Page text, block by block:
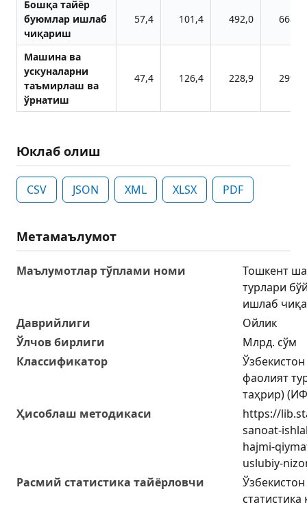
Бошқа тайёр
буюмлар ишлаб
чиқариш
57,4 101,4 492,0 668,2
Машина ва
ускуналарни
таъмирлаш ва
ўрнатиш
47,4 126,4 228,9 299,5
Юклаб олиш
CSV JSON XML XLSX PDF
Метамаълумот
Маълумотлар тўплами номи
Тошкент
турлари
ишлаб
Даврийлиги
Ойлик
Ўлчов бирлиги
Млрд. сўм
Классификатор
фаолият
таҳрир)
Ҳисоблаш методикаси
https://
sanoat-
hajmi-
uslubiy-
Расмий статистика тайёрловчи
статистика